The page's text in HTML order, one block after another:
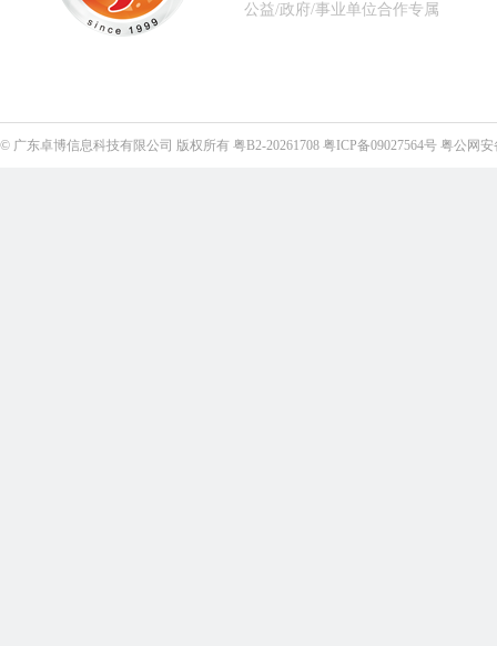
公益/政府/事业单位合作专属
© 广东卓博信息科技有限公司 版权所有 粤B2-20261708 粤ICP备09027564号 粤公网安